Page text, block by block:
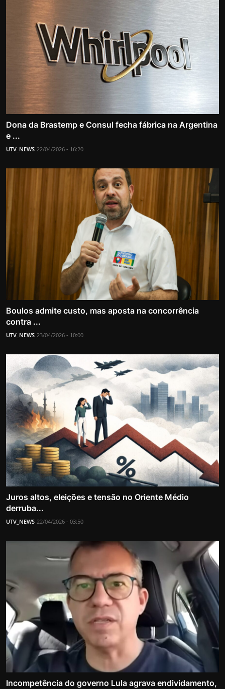
Dona da Brastemp e Consul fecha fábrica na Argentina
e ...
UTV_NEWS 22/04/2026 - 16:20
Boulos admite custo, mas aposta na concorrência
contra ...
UTV_NEWS 23/04/2026 - 10:00
Juros altos, eleições e tensão no Oriente Médio
derruba...
UTV_NEWS 22/04/2026 - 03:50
Incompetência do governo Lula agrava endividamento,